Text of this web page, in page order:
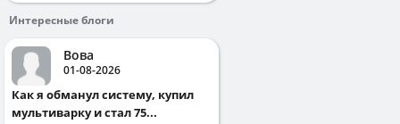
Интересные блоги
Вова
01-08-2026
Как я обманул систему, купил
мультиварку и стал 75...